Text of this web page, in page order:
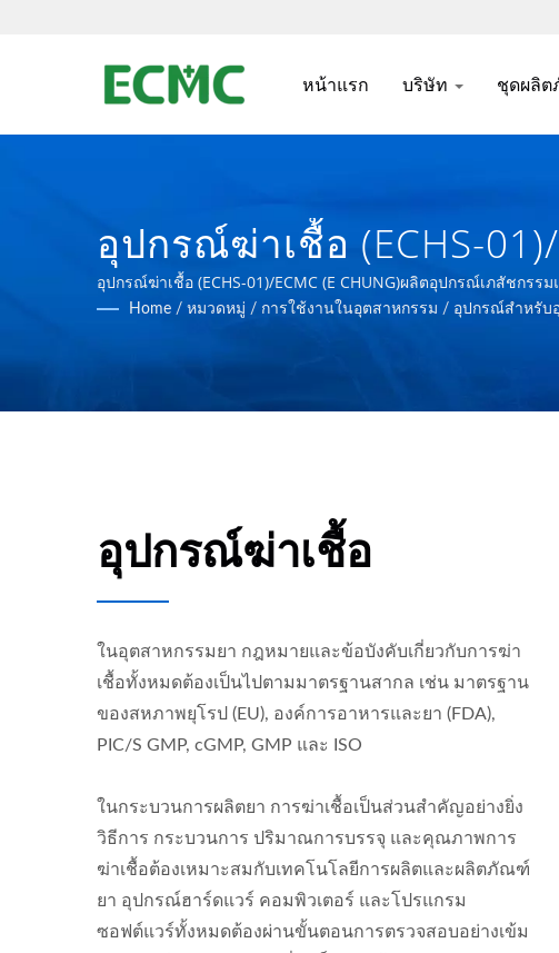
หน้าแรก บริษัท ชุดผลิ
อุปกรณ์ฆ่าเชื้อ (ECHS-
เทคโนโลยีชีวภาพตามมาต
อุปกรณ์ฆ่าเชื้อ (ECHS-01)/ECMC (E CHUNG)ผลิตอุปกรณ์เภสัชกร
Home / หมวดหมู่ / การใช้งานในอุตสาหกรรม / อุปกรณ์สำหรับ
อุปกรณ์ฆ่าเชื้อ
ในอุตสาหกรรมยา กฎหมายและข้อบังคับเกี่ยวกับการฆ่า
เชื้อทั้งหมดต้องเป็นไปตามมาตรฐานสากล เช่น มาตรฐาน
ของสหภาพยุโรป (EU), องค์การอาหารและยา (FDA),
PIC/S GMP, cGMP, GMP และ ISO
ในกระบวนการผลิตยา การฆ่าเชื้อเป็นส่วนสำคัญอย่างยิ่ง
วิธีการ กระบวนการ ปริมาณการบรรจุ และคุณภาพการ
ฆ่าเชื้อต้องเหมาะสมกับเทคโนโลยีการผลิตและผลิตภัณฑ์
ยา อุปกรณ์ฮาร์ดแวร์ คอมพิวเตอร์ และโปรแกรม
ซอฟต์แวร์ทั้งหมดต้องผ่านขั้นตอนการตรวจสอบอย่างเข้ม